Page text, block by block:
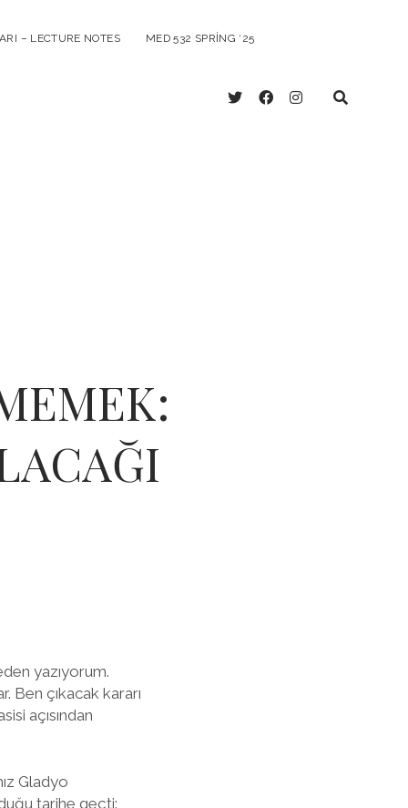
– LECTURE NOTES MED 532 SPRING ‘25
twitterfacebook
instagram
yazıyorum.
Ben çıkacak kararı
açısından
Gladyo
tarihe geçti: